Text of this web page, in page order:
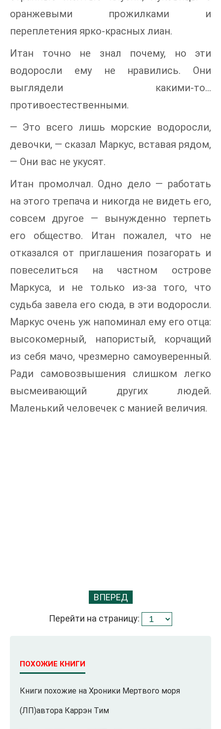
оранжевыми прожилками и
переплетения ярко-красных лиан.
Итан точно не знал почему, но эти
водоросли ему не нравились. Они
выглядели какими-то...
противоестественными.
— Это всего лишь морские водоросли,
девочки, — сказал Маркус, вставая рядом,
— Они вас не укусят.
Итан промолчал. Одно дело — работать
на этого трепача и никогда не видеть его,
совсем другое — вынужденно терпеть
его общество. Итан пожалел, что не
отказался от приглашения позагорать и
повеселиться на частном острове
Маркуса, и не только из-за того, что
судьба завела его сюда, в эти водоросли.
Маркус очень уж напоминал ему его отца:
высокомерный, напористый, корчащий
из себя мачо, чрезмерно самоуверенный.
Ради самовозвышения слишком легко
высмеивающий других людей.
Маленький человечек с манией величия.
ВПЕРЕД
Перейти на страницу:
ПОХОЖИЕ КНИГИ
Книги похожие на Хроники Мертвого моря
(ЛП)автора Каррэн Тим